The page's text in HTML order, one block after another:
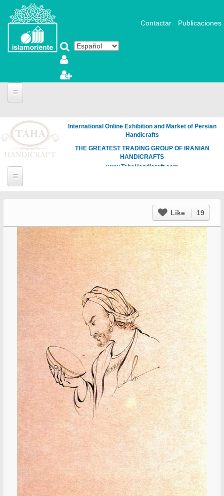
Pasar al contenido principal
Contactar Publicaciones
International Online Exhibition and Market of Persian
Handicrafts
THE GREATEST TRADING GROUP OF IRANIAN
HANDICRAFTS
www.TahaHandicraft.com
Like 19